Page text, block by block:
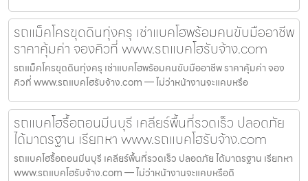
รถแม็คโครขุดดินทุ่งครุ เช่าแบคโฮพร้อมคนขับมืออาชีพ
ราคาคุ้มค่า จองคิวที่ www.รถแบคโฮรับจ้าง.com
รถแม็คโครขุดดินทุ่งครุ เช่าแบคโฮพร้อมคนขับมืออาชีพ ราคาคุ้มค่า จอง
คิวที่ www.รถแบคโฮรับจ้าง.com — ไม่ว่าหน้างานจะแคบหรือ
รถแบคโฮรื้อถอนมีนบุรี เคลียร์พื้นที่รวดเร็ว ปลอดภัย
ได้มาตรฐาน เรียกหา www.รถแบคโฮรับจ้าง.com
รถแบคโฮรื้อถอนมีนบุรี เคลียร์พื้นที่รวดเร็ว ปลอดภัย ได้มาตรฐาน เรียกหา
www.รถแบคโฮรับจ้าง.com — ไม่ว่าหน้างานจะแคบหรือดิ